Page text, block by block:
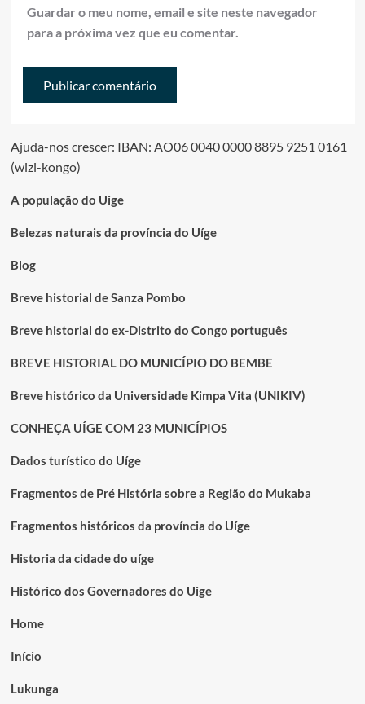
Guardar o meu nome, email e site neste navegador
para a próxima vez que eu comentar.
Ajuda-nos crescer: IBAN: AO06 0040 0000 8895 9251 0161
(wizi-kongo)
A população do Uige
Belezas naturais da província do Uíge
Blog
Breve historial de Sanza Pombo
Breve historial do ex-Distrito do Congo português
BREVE HISTORIAL DO MUNICÍPIO DO BEMBE
Breve histórico da Universidade Kimpa Vita (UNIKIV)
CONHEÇA UÍGE COM 23 MUNICÍPIOS
Dados turístico do Uíge
Fragmentos de Pré História sobre a Região do Mukaba
Fragmentos históricos da província do Uíge
Historia da cidade do uíge
Histórico dos Governadores do Uige
Home
Início
Lukunga